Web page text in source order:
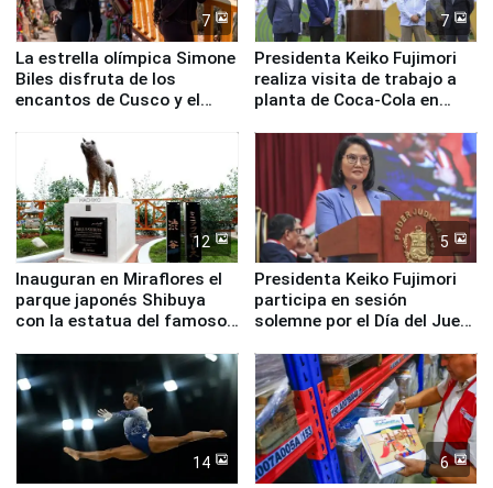
7
La estrella olímpica Simone
Biles disfruta de los
encantos de Cusco y el
7
Presidenta Keiko Fujimori
realiza visita de trabajo a
planta de Coca-Cola en
12
Inauguran en Miraflores el
parque japonés Shibuya
con la estatua del famoso
5
Presidenta Keiko Fujimori
participa en sesión
solemne por el Día del Juez
14 6